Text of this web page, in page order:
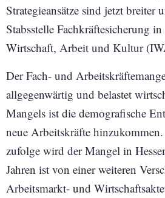
Strategieansätze sind jetzt breiter
Stabsstelle Fachkräftesicherung
Wirtschaft, Arbeit und Kultur
Der Fach- und
allgegenwärtig und belastet
Mangels ist die demografische
neue Arbeitskräfte
zufolge wird der Mangel in
Jahren ist von einer weiteren
Arbeitsmarkt- und